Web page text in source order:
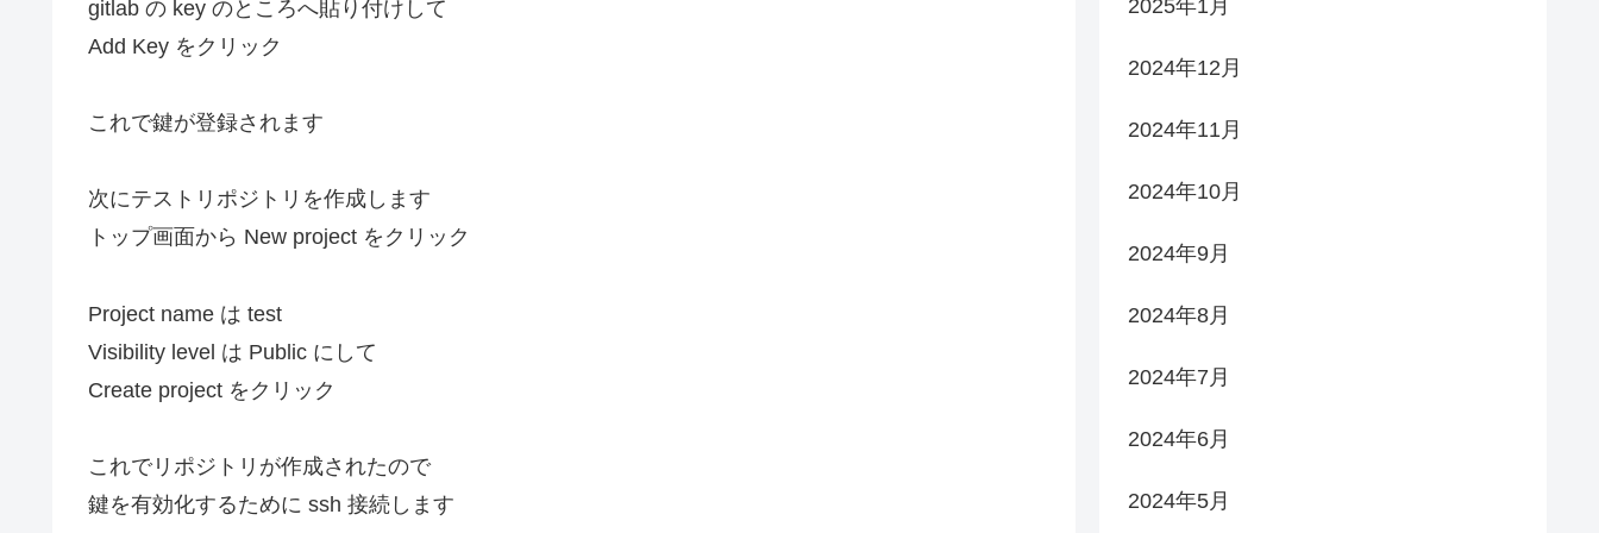
gitlab の key のところへ貼り付けして
Add Key をクリック
これで鍵が登録されます
次にテストリポジトリを作成します
トップ画面から New project をクリック
Project name は test
Visibility level は Public にして
Create project をクリック
これでリポジトリが作成されたので
鍵を有効化するために ssh 接続します
2025年1月
2024年12月
2024年11月
2024年10月
2024年9月
2024年8月
2024年7月
2024年6月
2024年5月